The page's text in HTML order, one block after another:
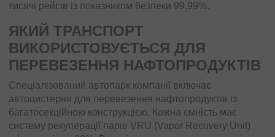
тисячі рейсів із показником безпеки 99,99%.
ЯКИЙ ТРАНСПОРТ
ВИКОРИСТОВУЄТЬСЯ ДЛЯ
ПЕРЕВЕЗЕННЯ НАФТОПРОДУКТІВ
Спеціалізований автопарк компанії включає
автоцистерни для перевезення нафтопродуктів із
багатосекційною конструкцією. Кожна ємність має
систему рекуперації парів VRU (Vapor Recovery Unit)